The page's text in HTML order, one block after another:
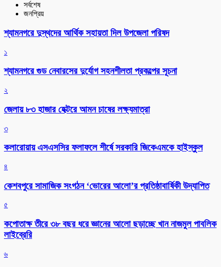
সর্বশেষ
জনপ্রিয়
শ্যামনগরে দুস্থদের আর্থিক সহায়তা দিল উপজেলা পরিষদ
১
শ্যামনগরে গুড নেবারসের দুর্যোগ সহনশীলতা প্রকল্পের সূচনা
২
জেলায় ৮৩ হাজার হেক্টরে আমন চাষের লক্ষ্যমাত্রা
৩
কলারোয়ায় এসএসসির ফলাফলে শীর্ষে সরকারি জিকেএমকে হাইস্কুল
৪
কেশবপুরে সামাজিক সংগঠন ‘ভোরের আলো’র প্রতিষ্ঠাবার্ষিকী উদ্যাপিত
৫
কপোতাক্ষ তীরে ৩৮ বছর ধরে জ্ঞানের আলো ছড়াচ্ছে খান নাজমুল পাবলিক
লাইব্রেরি
৬